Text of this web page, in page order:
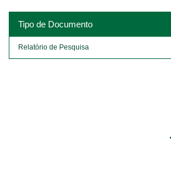
Tipo de Documento
Relatório de Pesquisa